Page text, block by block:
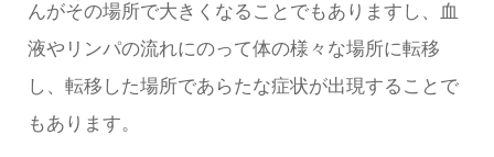
んがその場所で大きくなることでもありますし、血
液やリンパの流れにのって体の様々な場所に転移
し、転移した場所であらたな症状が出現することで
もあります。